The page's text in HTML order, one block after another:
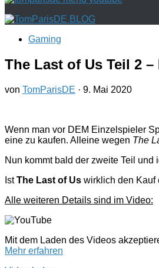
Gaming
The Last of Us Teil 2
von TomParisDE · 9. Mai 2020
Wenn man vor DEM Einzelspieler
eine zu kaufen. Alleine wegen The
Nun kommt bald der zweite Teil
IstThe Last of Us wirklich den Kauf
Alle weiteren Details sind im Video:
Mit dem Laden des Videos
Mehr erfahren